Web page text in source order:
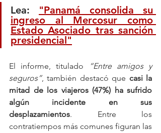
Lea: "Panamá consolida su
ingreso al Mercosur como
Estado Asociado tras sanción
presidencial"
El informe, titulado
“Entre amigos y
seguros”, también destacó que casi la
mitad de los viajeros (47%) ha sufrido
algún incidente en sus
desplazamientos. Entre los
contratiempos más comunes figuran las